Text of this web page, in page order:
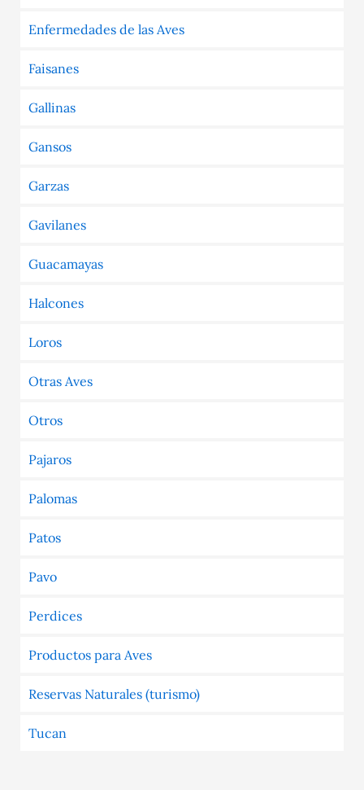
Enfermedades de las Aves
Faisanes
Gallinas
Gansos
Garzas
Gavilanes
Guacamayas
Halcones
Loros
Otras Aves
Otros
Pajaros
Palomas
Patos
Pavo
Perdices
Productos para Aves
Reservas Naturales (turismo)
Tucan